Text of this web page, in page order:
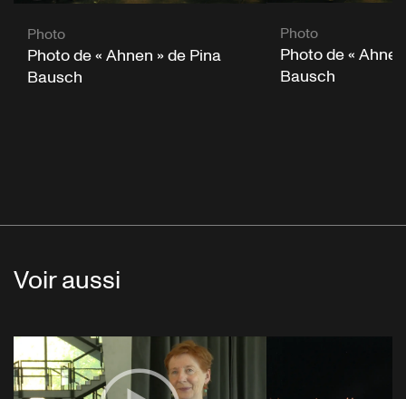
Photo
Photo de « Ahnen » de Pina
Bausch
Photo
Photo de «
Bausch
Voir aussi